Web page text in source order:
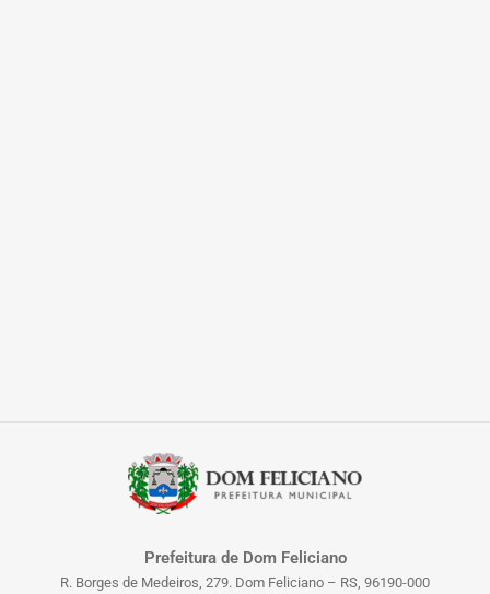
Prefeitura de Dom Feliciano
R. Borges de Medeiros, 279. Dom Feliciano – RS, 96190-000